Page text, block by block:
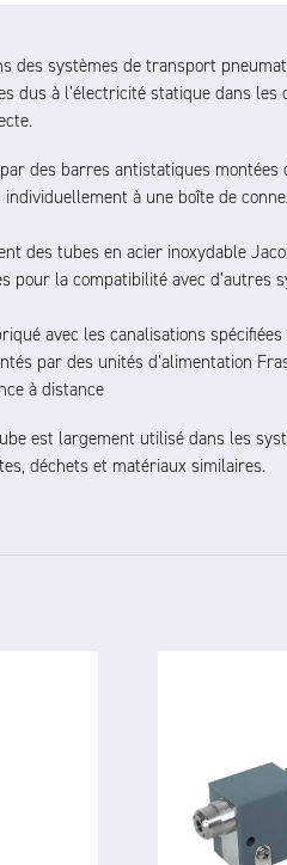
des systèmes de transport
dus à l’électricité statique dans les
des barres antistatiques
à une boîte de
des tubes en acier inoxydable
pour la compatibilité avec d’autres
avec les canalisations
par des unités d’alimentation
à distance
est largement utilisé dans les
déchets et matériaux similaires.
L'ioniseur
8001
et la